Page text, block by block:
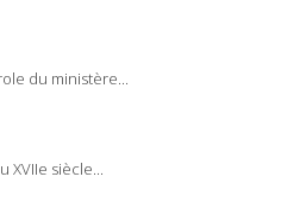
du ministère...
XVIIe siècle...